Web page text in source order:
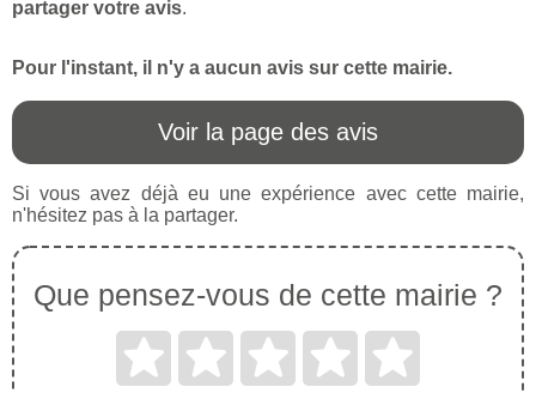
partager votre avis.
Pour l'instant, il n'y a aucun avis sur cette mairie.
Voir la page des avis
Si vous avez déjà eu une expérience avec cette mairie,
n'hésitez pas à la partager.
Que pensez-vous de cette mairie ?